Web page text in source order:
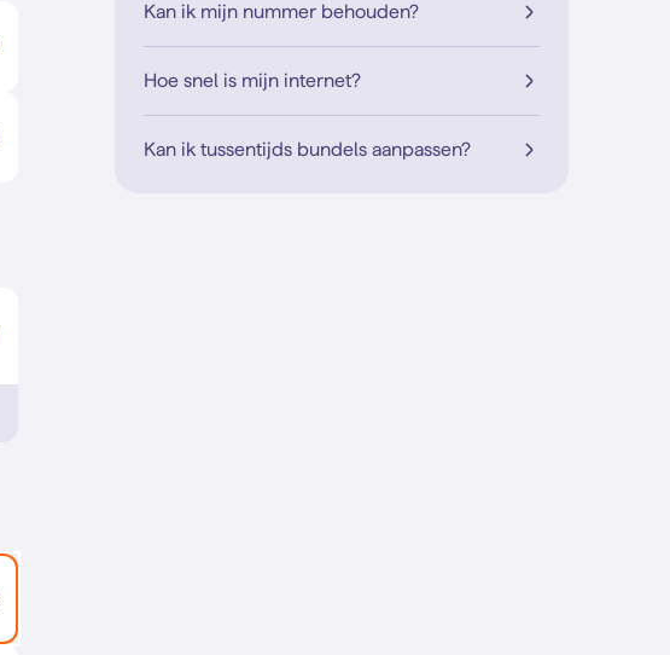
Kan ik mijn nummer behouden?
Hoe snel is mijn internet?
Kan ik tussentijds bundels aanpassen?